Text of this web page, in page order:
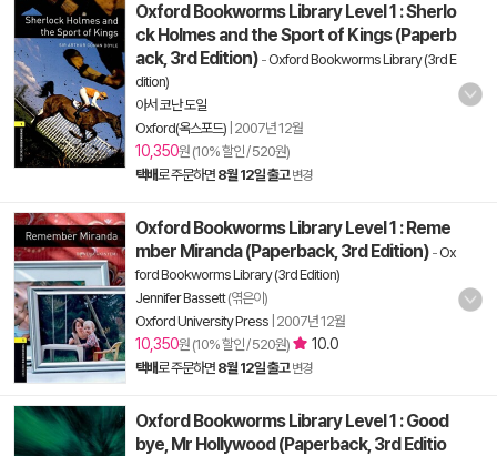
Oxford Bookworms Library Level 1 : Sherlo
ck Holmes and the Sport of Kings (Paperb
ack, 3rd Edition) -Oxford Bookworms Library (3rd E
dition)
아서 코난 도일
Oxford(옥스포드) 2007년 12월
10,350원 (10% 할인 / 520원)
택배로 주문하면 8월 12일 출고 변경
Oxford Bookworms Library Level 1 : Reme
mber Miranda (Paperback, 3rd Edition) -Ox
ford Bookworms Library (3rd Edition)
Jennifer Bassett(엮은이)
Oxford University Press 2007년 12월
10,350원 (10% 할인 / 520원) 10.0
택배로 주문하면 8월 12일 출고 변경
Oxford Bookworms Library Level 1 : Good
bye, Mr Hollywood (Paperback, 3rd Editio